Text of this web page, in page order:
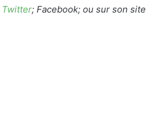
Twitter; Facebook; ou sur son site